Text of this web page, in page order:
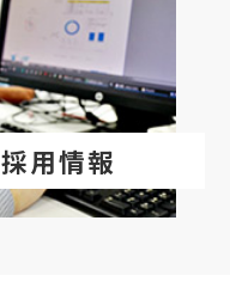
採用情報